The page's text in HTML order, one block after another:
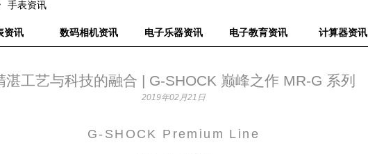
手表资讯
资讯 数码相机资讯 电子乐器资讯 电子教育资讯 计算器资讯
湛工艺与科技的融合 | G-SHOCK 巅峰之作 MR-G 系列
2019年02月21日
G-SHOCK Premium Line